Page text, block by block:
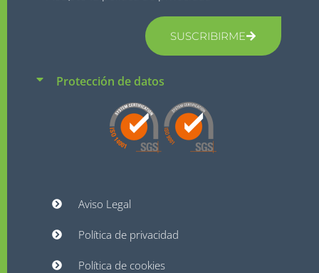
SUSCRIBIRME
Protección de datos
Aviso Legal
Política de privacidad
Política de cookies